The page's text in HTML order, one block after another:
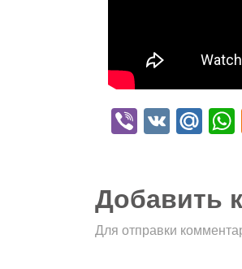
Viber
VK
Добавить
Для отправки